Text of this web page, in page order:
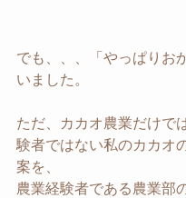
でも、、、「やっぱりお
いました。
ただ、カカオ農業だけで
験者ではない私のカカオ
案を、
農業経験者である農業部